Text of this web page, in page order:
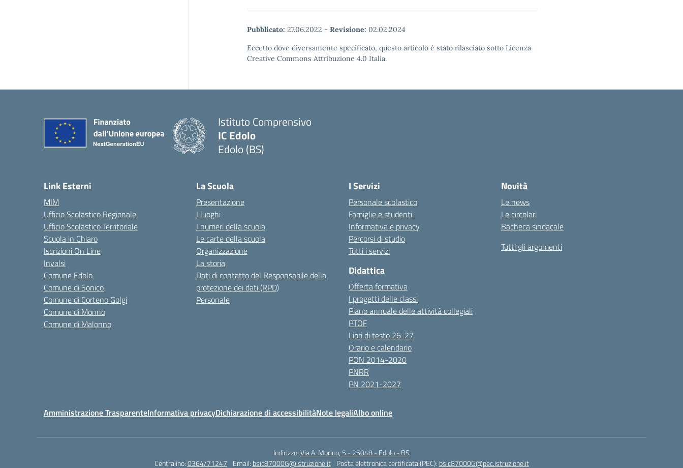
Pubblicato: 27.06.2022 - Revisione: 02.02.2024
Eccetto dove diversamente specificato, questo articolo è stato rilasciato sotto Licenza
Creative Commons Attribuzione 4.0 Italia.
Istituto Comprensivo
IC Edolo
Edolo (BS)
Link Esterni
MIM
Ufficio Scolastico Regionale
Ufficio Scolastico Territoriale
Scuola in Chiaro
Iscrizioni On Line
Invalsi
Comune Edolo
Comune di Sonico
Comune di Corteno Golgi
Comune di Monno
Comune di Malonno
La Scuola
Presentazione
I luoghi
I numeri della scuola
Le carte della scuola
Organizzazione
La storia
Dati di contatto del Responsabile della
protezione dei dati (RPD)
Personale
I Servizi
Personale scolastico
Famiglie e studenti
Informativa e privacy
Percorsi di studio
Tutti i servizi
Didattica
Offerta formativa
I progetti delle classi
Piano annuale delle attività collegiali
PTOF
Libri di testo 26-27
Orario e calendario
PON 2014-2020
PNRR
PN 2021-2027
Novità
Le news
Le circolari
Bacheca sindacale
Tutti gli argomenti
Amministrazione TrasparenteInformativa privacyDichiarazione di accessibilitàNote legaliAlbo online
Indirizzo:Via A. Morino, 5 - 25048 - Edolo - BS
Centralino:0364/71247 Email: bsic87000G@istruzione.it Posta elettronica certificata (PEC): bsic87000G@pec.istruzione.it